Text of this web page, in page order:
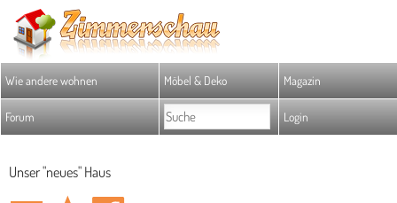
Wie andere wohnen Möbel & Deko Magazin
Forum Login
Unser "neues" Haus